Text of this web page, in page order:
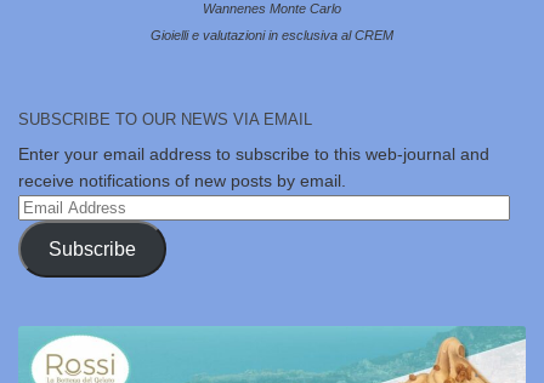
Wannenes Monte Carlo
Gioielli e valutazioni in esclusiva al CREM
SUBSCRIBE TO OUR NEWS VIA EMAIL
Enter your email address to subscribe to this web-journal and
receive notifications of new posts by email.
Email
Address
Subscribe